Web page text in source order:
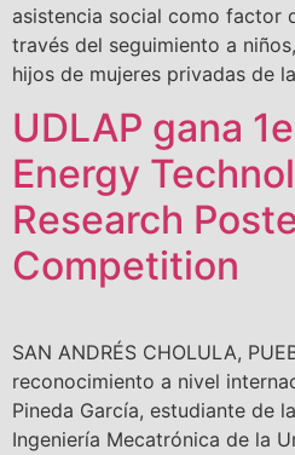
asistencia social como factor
través del seguimiento a
hijos de mujeres privadas de
UDLAP gana
Energy
Research
Competition
SAN ANDRÉS CHOLULA,
reconocimiento a nivel
Pineda García, estudiante de
Ingeniería Mecatrónica de la